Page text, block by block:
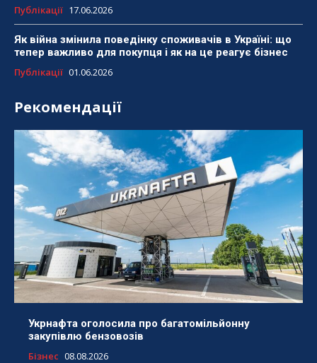
Публікації 17.06.2026
Як війна змінила поведінку споживачів в Україні: що
тепер важливо для покупця і як на це реагує бізнес
Публікації 01.06.2026
Рекомендації
Укрнафта оголосила про багатомільйонну
закупівлю бензовозів
Бізнес 08.08.2026